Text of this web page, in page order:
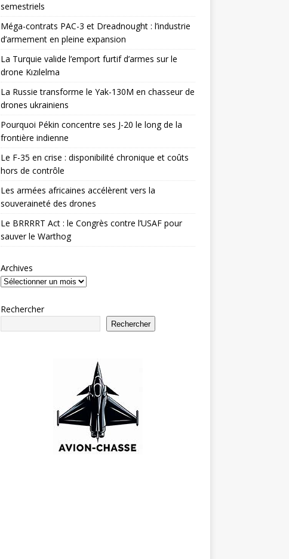
semestriels
Méga-contrats PAC-3 et Dreadnought : l’industrie
d’armement en pleine expansion
La Turquie valide l’emport furtif d’armes sur le
drone Kızılelma
La Russie transforme le Yak-130M en chasseur de
drones ukrainiens
Pourquoi Pékin concentre ses J-20 le long de la
frontière indienne
Le F-35 en crise : disponibilité chronique et coûts
hors de contrôle
Les armées africaines accélèrent vers la
souveraineté des drones
Le BRRRRT Act : le Congrès contre l’USAF pour
sauver le Warthog
Archives
Rechercher
Rechercher